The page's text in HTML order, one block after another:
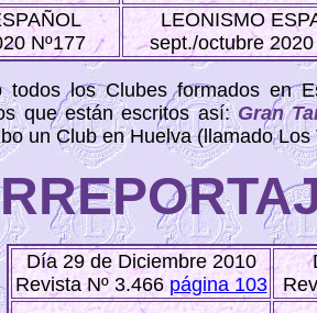
Nº177
LEONISMO
sept./octubre 2020
todos los Clubes formados en
que están escritos así:Gran
un Club en Huelva (llamado
Día 29 de Diciembre 2010
Revista Nº 3.466página 103